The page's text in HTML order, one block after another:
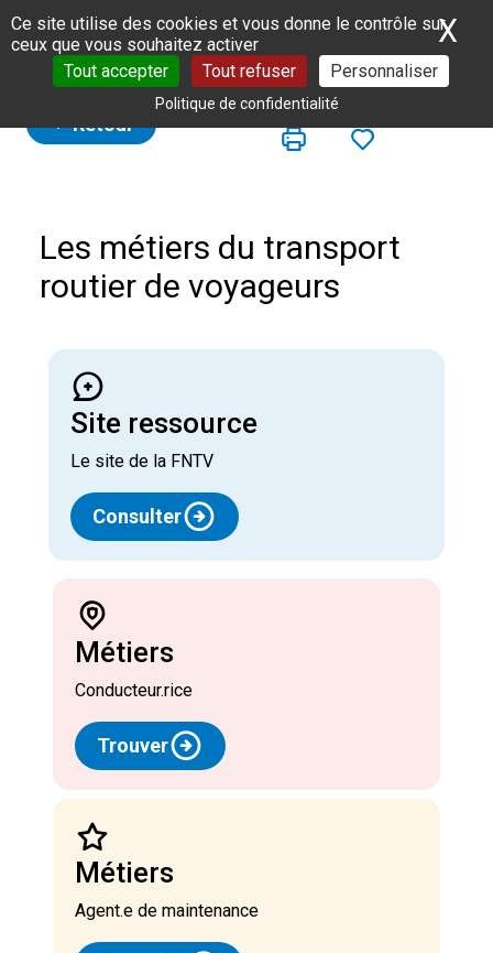
Panneau de gestion des cookies
Ce site utilise des cookies et vous donne le contrôle sur
ceux que vous souhaitez activer
Tout accepter
Tout refuser Personnaliser
Politique de confidentialité
X
Retour
Les métiers du transport
routier de voyageurs
Site ressource
Le site de la FNTV
Consulter
Métiers
Conducteur.rice
Trouver
Métiers
Agent.e de maintenance